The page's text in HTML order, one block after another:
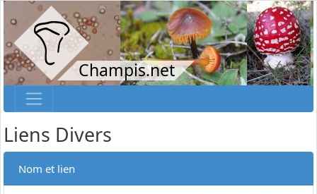
Champis.net
Liens Divers
Nom et lien